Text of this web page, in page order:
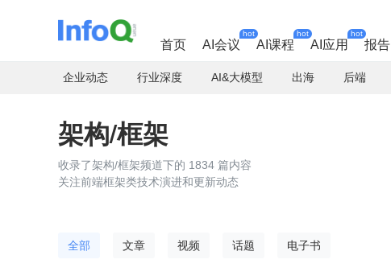
首页 AI会议
hot
AI课程
hot
AI应用
hot
报告
企业动态 行业深度 AI&大模型 出海 后端
架构/框架
收录了架构/框架频道下的 1834 篇内容
关注前端框架类技术演进和更新动态
全部 文章 视频 话题 电子书